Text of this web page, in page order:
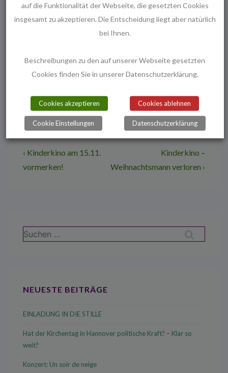
Wo die Liebe wohnt ist Gott zu Hause.
Gott vergib wo wir brennender lieben, teilen,
Beitragsnavigation
Vorheriger
Beitrag
‹ Kinderkino am 15.11.
vormerken!
Nächster
Beitrag
Kinderkino –
Weihnachtsmann verloren ›
Suchen
nach:
NEUESTE BEITRÄGE
EINLADUNG IN DIE STILLE
Hat der Kirchentag in Hannover politische Kraft? – Klar so
weit?
Konzert: Un soir de neige
auf die Funktionalität der Webseite, die gesetzten Cookies
insgesamt zu akzeptieren. Die Entscheidung liegt aber natürlich
bei Ihnen.
Beschreibungen zu den auf unserer Webseite gesetzten
Cookies finden Sie in unserer Datenschutzerklärung.
Cookies akzeptieren Cookies ablehnen
Cookie Einstellungen Datenschutzerklärung